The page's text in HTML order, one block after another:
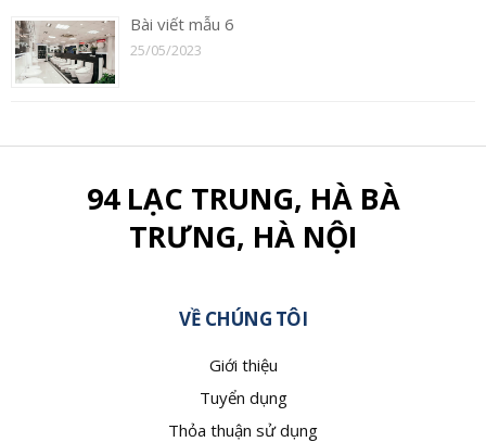
Bài viết mẫu 6
25/05/2023
94 LẠC TRUNG, HÀ BÀ
TRƯNG, HÀ NỘI
VỀ CHÚNG TÔI
Giới thiệu
Tuyển dụng
Thỏa thuận sử dụng